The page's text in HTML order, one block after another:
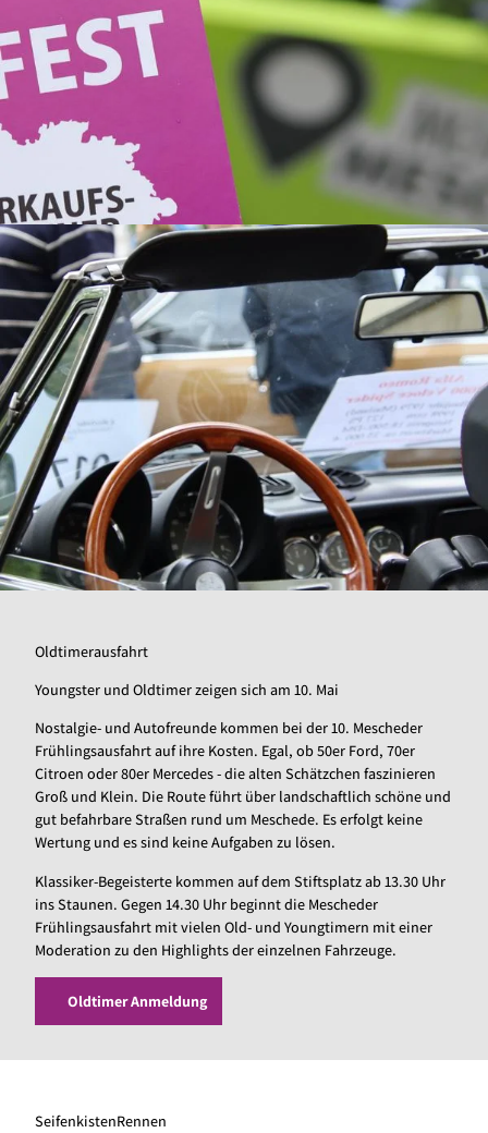
Oldtimerausfahrt
Youngster und Oldtimer zeigen sich am 10. Mai
Nostalgie- und Autofreunde kommen bei der 10. Mescheder
Frühlingsausfahrt auf ihre Kosten. Egal, ob 50er Ford, 70er
Citroen oder 80er Mercedes - die alten Schätzchen faszinieren
Groß und Klein. Die Route führt über landschaftlich schöne und
gut befahrbare Straßen rund um Meschede. Es erfolgt keine
Wertung und es sind keine Aufgaben zu lösen.
Klassiker-Begeisterte kommen auf dem Stiftsplatz ab 13.30 Uhr
ins Staunen. Gegen 14.30 Uhr beginnt die Mescheder
Frühlingsausfahrt mit vielen Old- und Youngtimern mit einer
Moderation zu den Highlights der einzelnen Fahrzeuge.
Oldtimer Anmeldung
SeifenkistenRennen